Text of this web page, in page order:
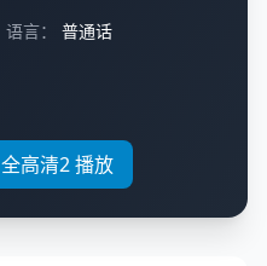
语言：
普通话
全高清2 播放